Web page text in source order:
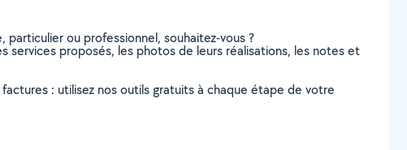
ou professionnel, souhaitez-vous ?
services proposés, les photos de leurs réalisations, les notes et
: utilisez nos outils gratuits à chaque étape de votre